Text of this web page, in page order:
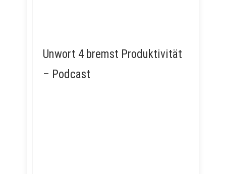
Unwort 4 bremst Produktivität
– Podcast